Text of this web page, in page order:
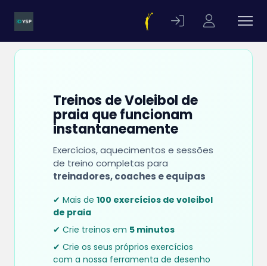
Treinos de Voleibol de
praia que funcionam
instantaneamente
Exercícios, aquecimentos e sessões
de treino completas para
treinadores, coaches e equipas
✔ Mais de 100 exercícios de voleibol
de praia
✔ Crie treinos em 5 minutos
✔ Crie os seus próprios exercícios
com a nossa ferramenta de desenho